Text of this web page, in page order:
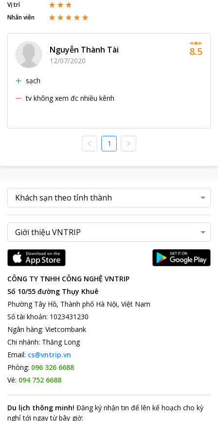
Vị trí
Nhân viên
Nguyễn Thành Tài
12/07/2020
sạch
tv không xem đc nhiều kênh
8.5
1
CÔNG TY TNHH CÔNG NGHỆ VNTRIP
Số 10/55 đường Thụy Khuê
Phường Tây Hồ, Thành phố Hà Nội, Việt Nam
Số tài khoản: 1023431230
Ngân hàng: Vietcombank
Chi nhánh: Thăng Long
Email: cs@vntrip.vn
Phòng: 096 326 6688
Vé: 094 752 6688
Du lịch thông minh! Đăng ký nhận tin để lên kế hoạch cho kỳ
nghỉ tới ngay từ bây giờ: